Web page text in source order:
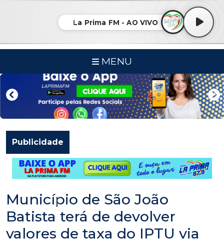
La Prima FM - AO VIVO
MENU
Publicidade
Município de São João
Batista terá de devolver
valores de taxa do IPTU via